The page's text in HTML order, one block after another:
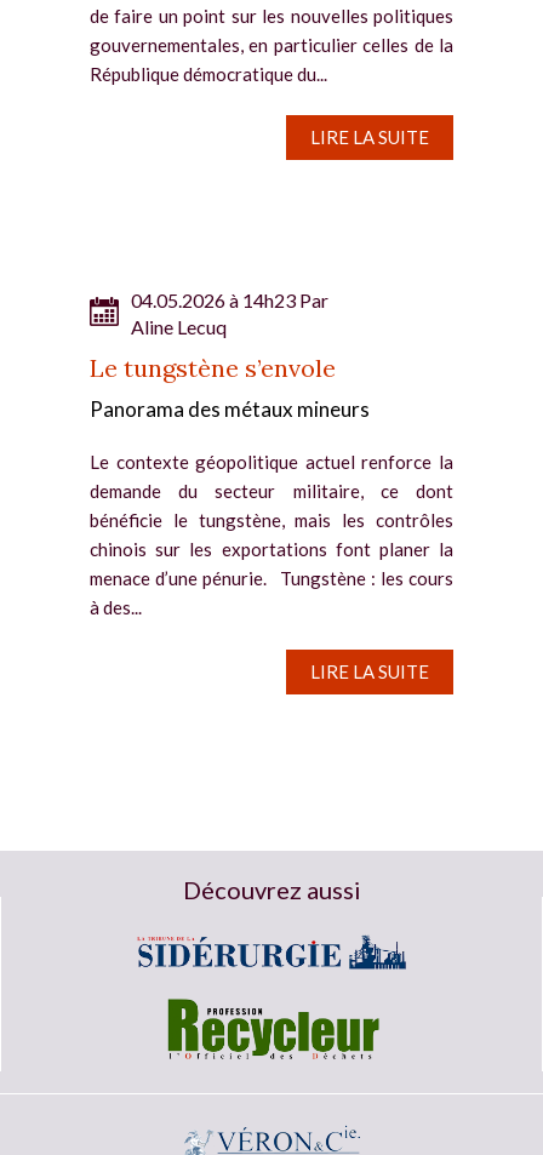
de faire un point sur les nouvelles politiques
gouvernementales, en particulier celles de la
République démocratique du...
LIRE LA SUITE
04.05.2026 à 14h23 Par
Aline Lecuq
Le tungstène s’envole
Panorama des métaux mineurs
Le contexte géopolitique actuel renforce la
demande du secteur militaire, ce dont
bénéficie le tungstène, mais les contrôles
chinois sur les exportations font planer la
menace d’une pénurie. Tungstène : les cours
à des...
LIRE LA SUITE
Découvrez aussi